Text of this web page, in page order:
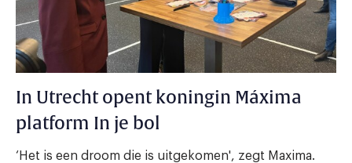
In Utrecht opent koningin Máxima
platform In je bol
‘Het is een droom die is uitgekomen', zegt Maxima.